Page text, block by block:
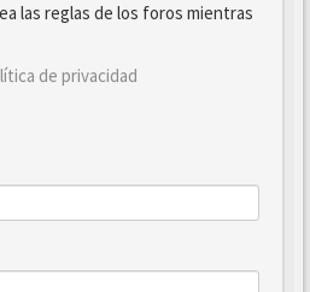
las reglas de los foros mientras
de privacidad